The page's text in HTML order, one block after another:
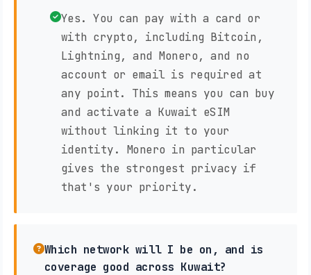
Yes. You can pay with a card or
with crypto, including Bitcoin,
Lightning, and Monero, and no
account or email is required at
any point. This means you can buy
and activate a Kuwait eSIM
without linking it to your
identity. Monero in particular
gives the strongest privacy if
that's your priority.
Which network will I be on, and is
coverage good across Kuwait?